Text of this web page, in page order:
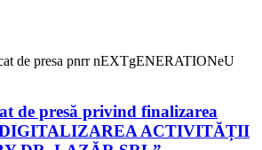
de presă privind finalizarea
ACTIVITĂȚII